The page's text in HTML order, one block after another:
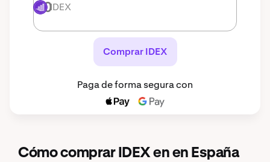
IDEX IDEX
Comprar IDEX
Paga de forma segura con
Cómo comprar IDEX en en España